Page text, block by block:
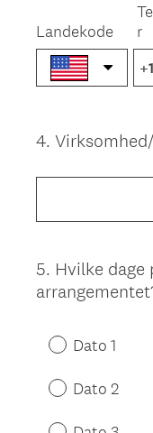
Landekode
r
Question
4.
Question
Title
5. Hvilke
Dato 1
Dato 2